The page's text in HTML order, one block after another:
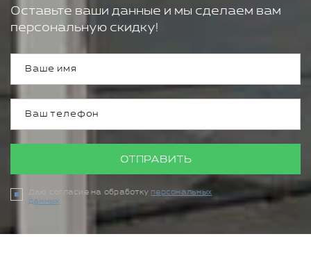
Оставьте ваши данные и мы сделаем вам
персональную скидку!
ОТПРАВИТЬ
Даю согласие на обработку персональных
данных